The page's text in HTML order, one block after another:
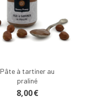
Pâte à tartiner au
praliné
8,00€